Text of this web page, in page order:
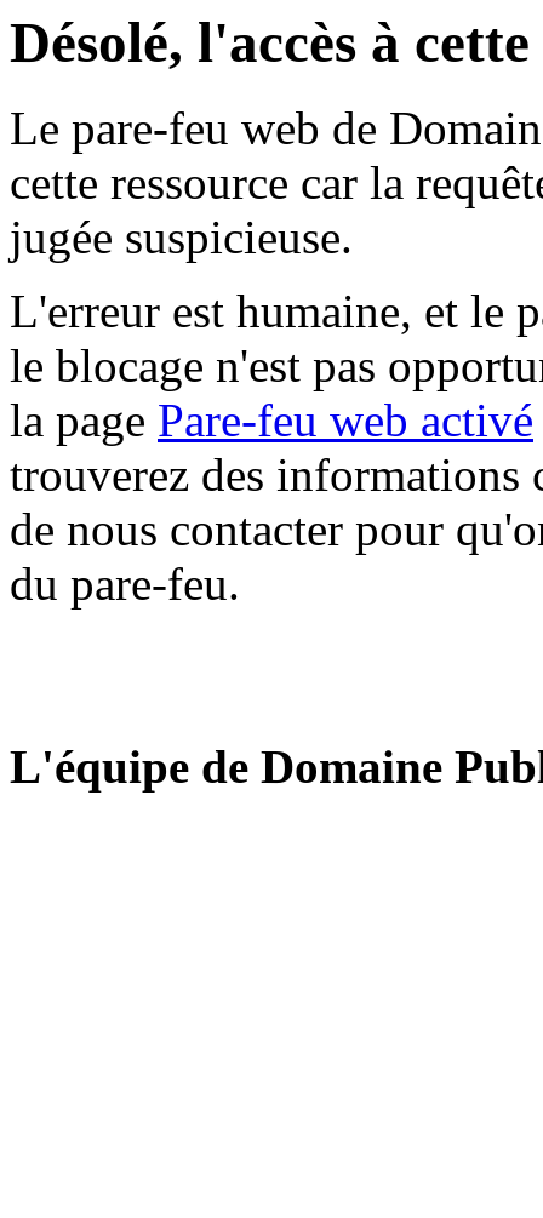
Désolé, l'accès à
Le pare-feu web de
cette ressource car la
jugée suspicieuse.
L'erreur est humaine, et le
le blocage n'est pas
la page Pare-feu web activé
trouverez des informations
de nous contacter pour
du pare-feu.
L'équipe de Domaine